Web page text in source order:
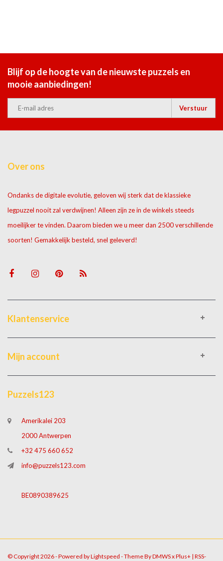
Blijf op de hoogte van de nieuwste puzzels en
mooie aanbiedingen!
Verstuur
Over ons
Ondanks de digitale evolutie, geloven wij sterk dat de klassieke
legpuzzel nooit zal verdwijnen! Alleen zijn ze in de winkels steeds
moeilijker te vinden. Daarom bieden we u meer dan 2500 verschillende
soorten! Gemakkelijk besteld, snel geleverd!
Klantenservice
Mijn account
Puzzels123
Amerikalei 203
2000 Antwerpen
+32 475 660 652
info@puzzels123.com
BE0890389625
© Copyright 2026 - Powered byLightspeed - Theme ByDMWSxPlus+ | RSS-